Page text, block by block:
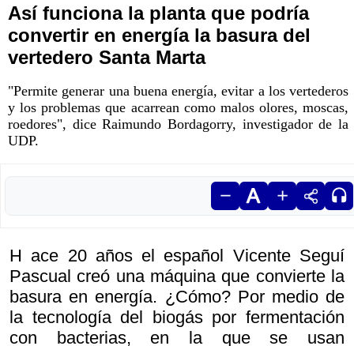
Así funciona la planta que podría
convertir en energía la basura del
vertedero Santa Marta
"Permite generar una buena energía, evitar a los vertederos
y los problemas que acarrean como malos olores, moscas,
roedores", dice Raimundo Bordagorry, investigador de la
UDP.
H ace 20 años el español Vicente Seguí
Pascual creó una máquina que convierte la
basura en energía. ¿Cómo? Por medio de
la tecnología del biogás por fermentación
con bacterias, en la que se usan